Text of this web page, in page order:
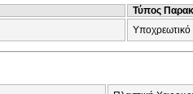
Τύπος
Υποχρεωτικό